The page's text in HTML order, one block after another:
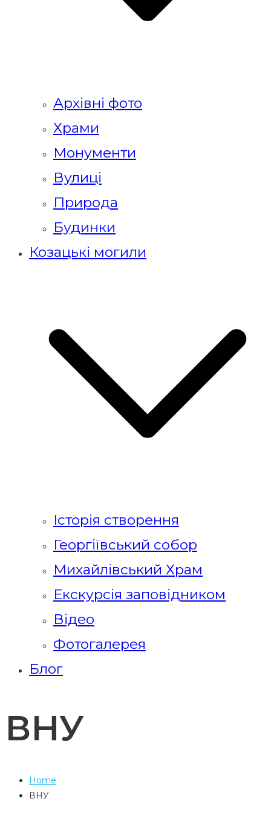
Архівні фото
Храми
Монументи
Вулиці
Природа
Будинки
Козацькі могили
Історія створення
Георгіївський собор
Михайлівський Храм
Екскурсія заповідником
Відео
Фотогалерея
Блог
ВНУ
Home
ВНУ